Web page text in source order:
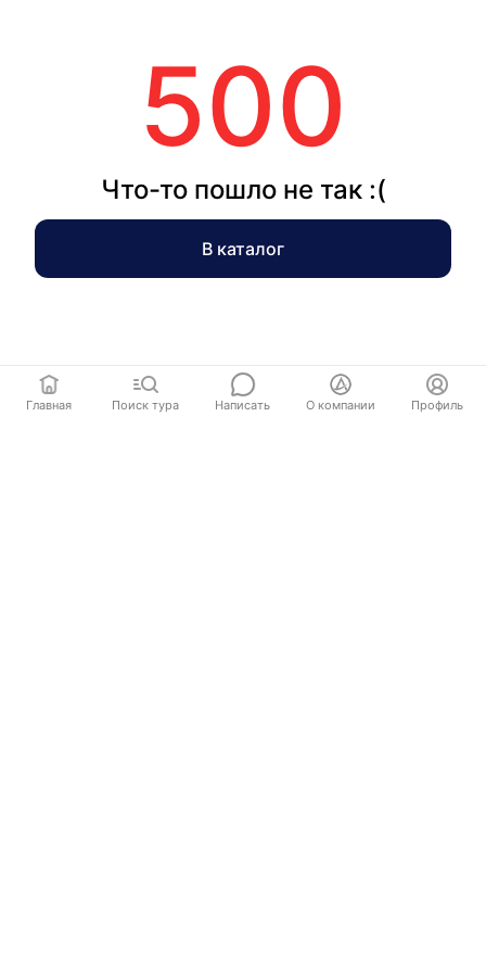
500
Что-то пошло не так :(
В каталог
Главная Поиск тура Написать О компании Профиль